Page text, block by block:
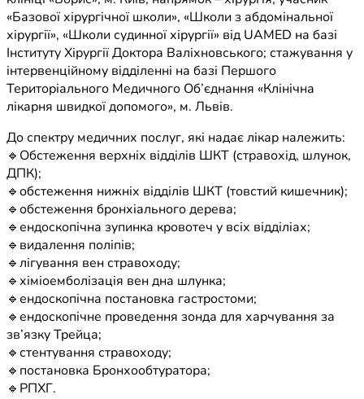
«Базової хірургічної школи», «Школи з абдомінальної
хірургії», «Школи судинної хірургії» від UAMED на базі
Інституту Хірургії Доктора Валіхновського; стажування у
інтервенційному відділенні на базі Першого
Територіального Медичного Об’єднання «Клінічна
лікарня швидкої допомого», м. Львів.
До спектру медичних послуг, які надає лікар належить:
🔹Обстеження верхніх відділів ШКТ (стравохід, шлунок,
ДПК);
🔹обстеження нижніх відділів ШКТ (товстий кишечник);
🔹обстеження бронхіального дерева;
🔹ендоскопічна зупинка кровотеч у всіх відділіах;
🔹видалення поліпів;
🔹лігування вен стравоходу;
🔹хіміоемболізація вен дна шлунка;
🔹ендоскопічна постановка гастростоми;
🔹ендоскопічне проведення зонда для харчування за
зв’язку Трейца;
🔹стентування стравоходу;
🔹постановка Бронхообтуратора;
🔹РПХГ.